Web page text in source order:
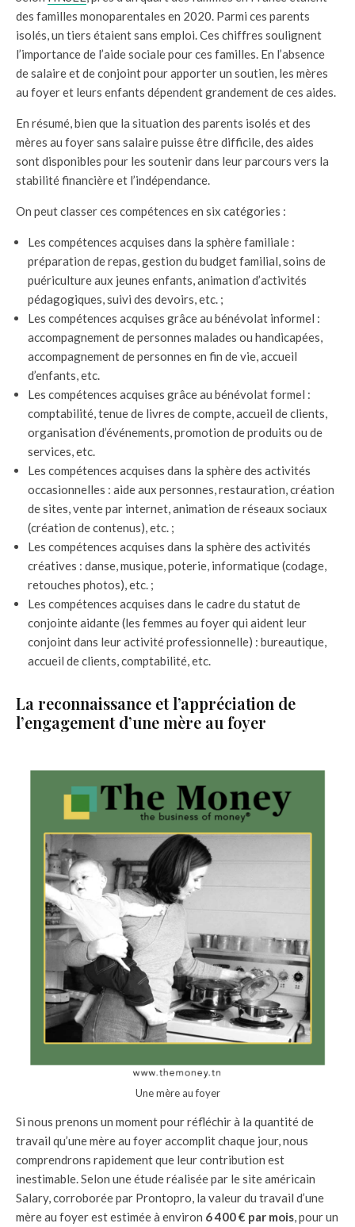
des familles monoparentales en 2020. Parmi ces parents
isolés, un tiers étaient sans emploi. Ces chiffres soulignent
l’importance de l’aide sociale pour ces familles. En l’absence
de salaire et de conjoint pour apporter un soutien, les mères
au foyer et leurs enfants dépendent grandement de ces aides.
En résumé, bien que la situation des parents isolés et des
mères au foyer sans salaire puisse être difficile, des aides
sont disponibles pour les soutenir dans leur parcours vers la
stabilité financière et l’indépendance.
On peut classer ces compétences en six catégories :
Les compétences acquises dans la sphère familiale :
préparation de repas, gestion du budget familial, soins de
puériculture aux jeunes enfants, animation d’activités
pédagogiques, suivi des devoirs, etc. ;
Les compétences acquises grâce au bénévolat informel :
accompagnement de personnes malades ou handicapées,
accompagnement de personnes en fin de vie, accueil
d’enfants, etc.
Les compétences acquises grâce au bénévolat formel :
comptabilité, tenue de livres de compte, accueil de clients,
organisation d’événements, promotion de produits ou de
services, etc.
Les compétences acquises dans la sphère des activités
occasionnelles : aide aux personnes, restauration, création
de sites, vente par internet, animation de réseaux sociaux
(création de contenus), etc. ;
Les compétences acquises dans la sphère des activités
créatives : danse, musique, poterie, informatique (codage,
retouches photos), etc. ;
Les compétences acquises dans le cadre du statut de
conjointe aidante (les femmes au foyer qui aident leur
conjoint dans leur activité professionnelle) : bureautique,
accueil de clients, comptabilité, etc.
La reconnaissance et l’appréciation de
l’engagement d’une mère au foyer
Une mère au foyer
Si nous prenons un moment pour réfléchir à la quantité de
travail qu’une mère au foyer accomplit chaque jour, nous
comprendrons rapidement que leur contribution est
inestimable. Selon une étude réalisée par le site américain
Salary, corroborée par Prontopro, la valeur du travail d’une
mère au foyer est estimée à environ 6 400 € par mois , pour un